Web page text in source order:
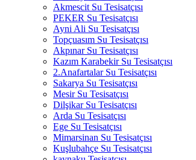
Akmescit Su Tesisatçısı
PEKER Su Tesisatçısı
Ayni Ali Su Tesisatçısı
Topçuasım Su Tesisatçısı
Akpınar Su Tesisatçısı
Kazım Karabekir Su Tesisatçısı
2.Anafartalar Su Tesisatçısı
Sakarya Su Tesisatçısı
Mesir Su Tesisatçısı
Dilşikar Su Tesisatçısı
Arda Su Tesisatçısı
Ege Su Tesisatçısı
Mimarsinan Su Tesisatçısı
Kuşlubahçe Su Tesisatçısı